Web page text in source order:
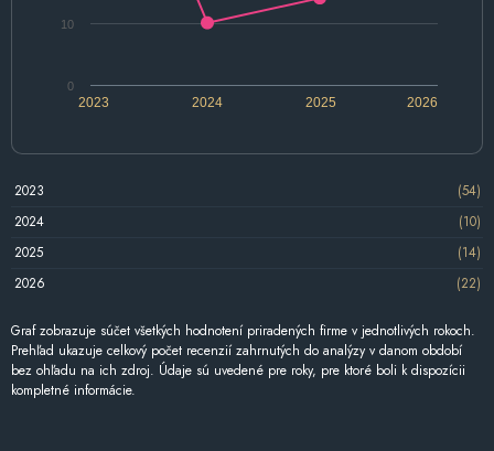
2024 2026
2023 2025
0
10
2023
(54)
2024
(10)
2025
(14)
2026
(22)
Graf zobrazuje súčet všetkých hodnotení priradených firme v jednotlivých rokoch.
Prehľad ukazuje celkový počet recenzií zahrnutých do analýzy v danom období
bez ohľadu na ich zdroj. Údaje sú uvedené pre roky, pre ktoré boli k dispozícii
kompletné informácie.